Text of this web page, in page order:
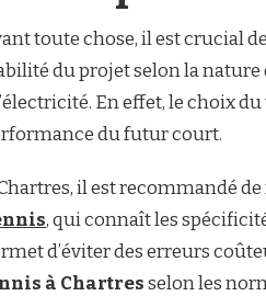
toute chose, il est crucial
du projet selon la nature
En effet, le choix
du futur court.
il est recommandé
, qui connaît les
d’éviter des erreurs
à Chartresselon les